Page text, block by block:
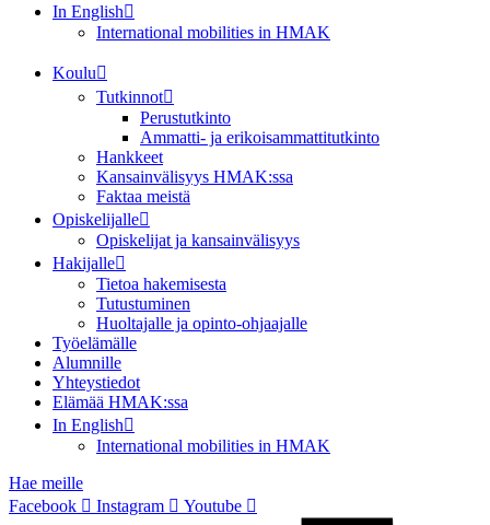
In English
International mobilities in HMAK
Koulu
Tutkinnot
Perustutkinto
Ammatti- ja erikoisammattitutkinto
Hankkeet
Kansainvälisyys HMAK:ssa
Faktaa meistä
Opiskelijalle
Opiskelijat ja kansainvälisyys
Hakijalle
Tietoa hakemisesta
Tutustuminen
Huoltajalle ja opinto-ohjaajalle
Työelämälle
Alumnille
Yhteystiedot
Elämää HMAK:ssa
In English
International mobilities in HMAK
Hae meille
Facebook
Instagram Youtube